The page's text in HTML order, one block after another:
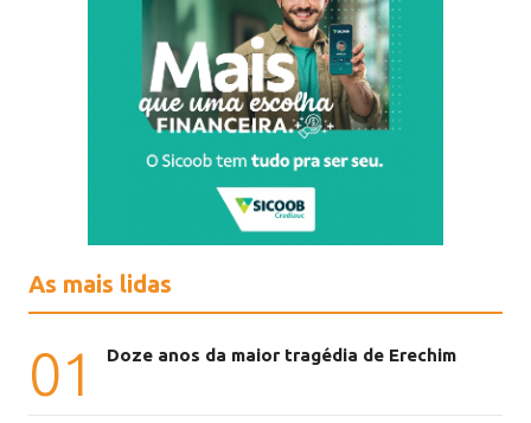
As mais lidas
01 Doze anos da maior tragédia de Erechim